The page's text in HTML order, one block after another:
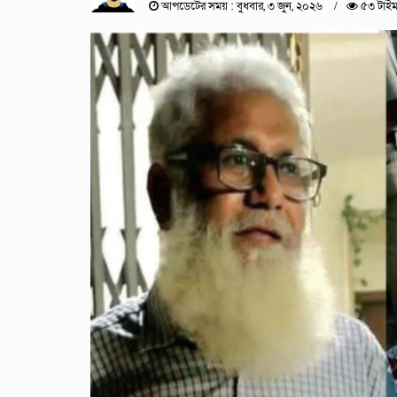
আপডেটের সময় : বুধবার, ৩ জুন, ২০২৬ ৫৩